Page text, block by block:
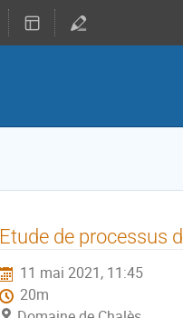
Etude de processus
11 mai 2021, 11:45
20m